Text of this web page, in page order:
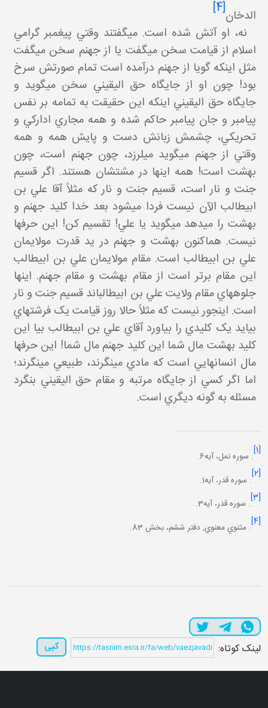
الدخان
نه، او آتش شده است. مي گفتند وقتي پيغمبر گرامي
اسلام از قيامت سخن مي گفت يا از جهنم سخن مي گفت
مثل اينکه گويا از جهنم درآمده است تمام صورتش سرخ
بود! چون او از جايگاه حق اليقيني سخن مي گويد و
جايگاه حق اليقيني اينکه اين حقيقت به تمامه بر نفس
پيامبر و جان پيامبر حاکم شده و همه مجاري ادارکي و
تحريکي، چشمش زبانش دست و پايش همه و همه
وقتي از جهنم مي گويد مي لرزد، چون جهنم است، چون
بهشت است! همه اينها در مشتشان هستند. اگر قسيم
جنت و نار است، قسيم جنت و نار که مثلاً آقا علي بن
ابيطالب الآن نيست فردا مي شود بعد خدا کليد جهنم و
بهشت را مي دهد مي گويد يا علي! تقسيم کن! اين حرف ها
نيست. هم اکنون بهشت و جهنم در يد قدرت مولايمان
علي بن ابيطالب است. مقام مولايمان علي بن ابيطالب
اين مقام برتر است از مقام بهشت و مقام جهنم. اينها
جلوه هاي مقام ولايت علي بن ابيطالب اند قسيم جنت و نار
است. اين جور نيست که مثلاً حالا روز قيامت يک فرشته اي
بيايد يک کليدي را بياورد آقاي علي بن ابيطالب بيا اين
کليد بهشت مال شما اين کليد جهنم مال شما! اين حرف ها
مال انسان هايي است که مادي مي نگرند، طبيعي مي نگرند؛
اما اگر کسي از جايگاه مرتبه و مقام حق اليقيني بنگرد
مسئله به گونه ديگري است.
. سوره نمل، آيه6.
[2]
. سوره قدر، آيه1.
[3]
. سوره قدر، آيه3.
[4]
. مثنوي معنوي, دفتر ششم، بخش 83.
لینک کوتاه: کپی